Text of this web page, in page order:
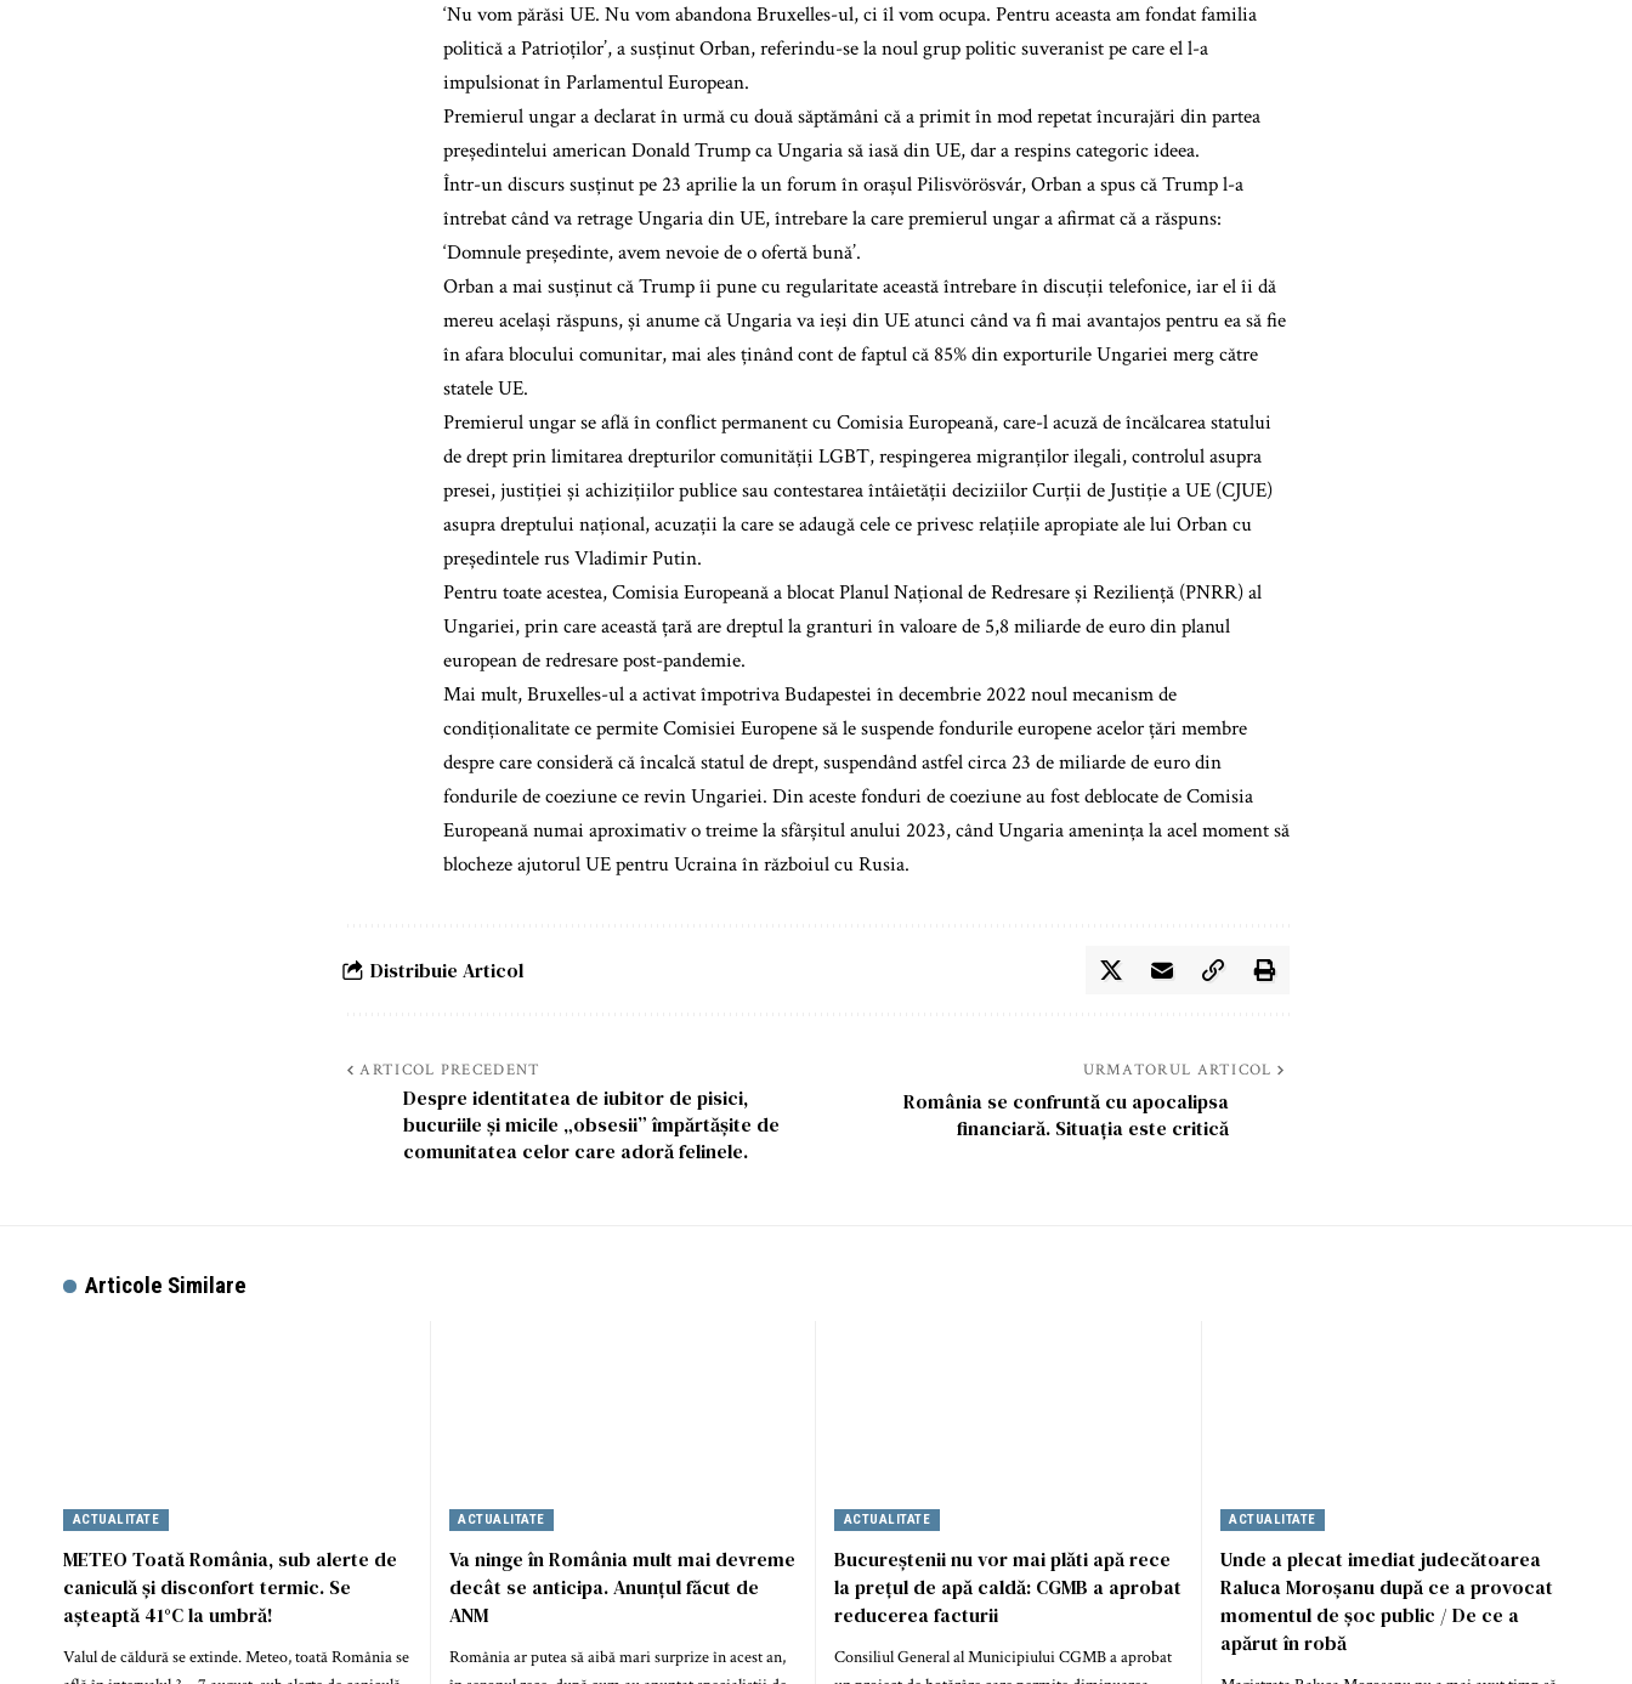
‘Nu vom părăsi UE. Nu vom abandona Bruxelles-ul, ci îl vom ocupa. Pentru aceasta am fondat familia
politică a Patrioților’, a susținut Orban, referindu-se la noul grup politic suveranist pe care el l-a
impulsionat în Parlamentul European.
Premierul ungar a declarat în urmă cu două săptămâni că a primit în mod repetat încurajări din partea
președintelui american Donald Trump ca Ungaria să iasă din UE, dar a respins categoric ideea.
Într-un discurs susținut pe 23 aprilie la un forum în orașul Pilisvörösvár, Orban a spus că Trump l-a
întrebat când va retrage Ungaria din UE, întrebare la care premierul ungar a afirmat că a răspuns:
‘Domnule președinte, avem nevoie de o ofertă bună’.
Orban a mai susținut că Trump îi pune cu regularitate această întrebare în discuții telefonice, iar el îi dă
mereu același răspuns, și anume că Ungaria va ieși din UE atunci când va fi mai avantajos pentru ea să fie
în afara blocului comunitar, mai ales ținând cont de faptul că 85% din exporturile Ungariei merg către
statele UE.
Premierul ungar se află în conflict permanent cu Comisia Europeană, care-l acuză de încălcarea statului
de drept prin limitarea drepturilor comunității LGBT, respingerea migranților ilegali, controlul asupra
presei, justiției și achizițiilor publice sau contestarea întâietății deciziilor Curții de Justiție a UE (CJUE)
asupra dreptului național, acuzații la care se adaugă cele ce privesc relațiile apropiate ale lui Orban cu
președintele rus Vladimir Putin.
Pentru toate acestea, Comisia Europeană a blocat Planul Național de Redresare și Reziliență (PNRR) al
Ungariei, prin care această țară are dreptul la granturi în valoare de 5,8 miliarde de euro din planul
european de redresare post-pandemie.
Mai mult, Bruxelles-ul a activat împotriva Budapestei în decembrie 2022 noul mecanism de
condiționalitate ce permite Comisiei Europene să le suspende fondurile europene acelor țări membre
despre care consideră că încalcă statul de drept, suspendând astfel circa 23 de miliarde de euro din
fondurile de coeziune ce revin Ungariei. Din aceste fonduri de coeziune au fost deblocate de Comisia
Europeană numai aproximativ o treime la sfârșitul anului 2023, când Ungaria amenința la acel moment să
blocheze ajutorul UE pentru Ucraina în războiul cu Rusia.
Distribuie Articol
ARTICOL PRECEDENT
Despre identitatea de iubitor de pisici,
bucuriile și micile „obsesii” împărtășite de
comunitatea celor care adoră felinele.
URMATORUL ARTICOL
România se confruntă cu apocalipsa
financiară. Situația este critică
Articole Similare
ACTUALITATE
METEO Toată România, sub alerte de
caniculă și disconfort termic. Se
așteaptă 41°C la umbră!
Valul de căldură se extinde. Meteo, toată România se
ACTUALITATE
Va ninge în România mult mai devreme
decât se anticipa. Anunțul făcut de
ANM
România ar putea să aibă mari surprize în acest an,
ACTUALITATE
Bucureștenii nu vor mai plăti apă rece
la prețul de apă caldă: CGMB a aprobat
reducerea facturii
Consiliul General al Municipiului CGMB a aprobat
ACTUALITATE
Unde a plecat imediat judecătoarea
Raluca Moroșanu după ce a provocat
momentul de șoc public / De ce a
apărut în robă